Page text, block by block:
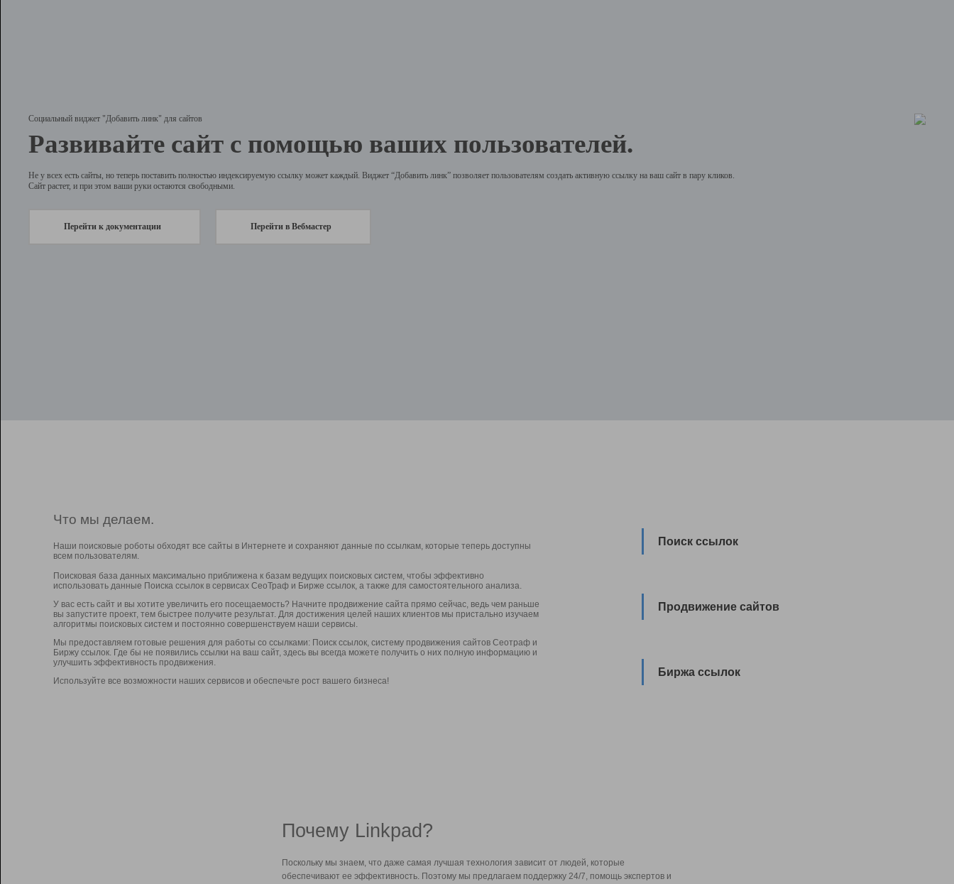
Социальный виджет "Добавить линк" для сайтов
Развивайте сайт с помощью ваших пользователей.
Не у всех есть сайты, но теперь поставить полностью индексируемую ссылку может каждый. Виджет “Добавить линк” позволяет пользователям создать активную ссылку на ваш сайт в пару кликов.
Сайт растет, и при этом ваши руки остаются свободными.
Перейти к документации Перейти в Вебмастер
Что мы делаем.
Наши поисковые роботы обходят все сайты в Интернете и сохраняют данные по ссылкам, которые теперь доступны
всем пользователям.
Поисковая база данных максимально приближена к базам ведущих поисковых систем, чтобы эффективно
использовать данные Поиска ссылок в сервисах СеоТраф и Бирже ссылок, а также для самостоятельного анализа.
У вас есть сайт и вы хотите увеличить его посещаемость? Начните продвижение сайта прямо сейчас, ведь чем раньше
вы запустите проект, тем быстрее получите результат. Для достижения целей наших клиентов мы пристально изучаем
алгоритмы поисковых систем и постоянно совершенствуем наши сервисы.
Мы предоставляем готовые решения для работы со ссылками: Поиск ссылок, систему продвижения сайтов Сеотраф и
Биржу ссылок. Где бы не появились ссылки на ваш сайт, здесь вы всегда можете получить о них полную информацию и
улучшить эффективность продвижения.
Используйте все возможности наших сервисов и обеспечьте рост вашего бизнеса!
Поиск ссылок
Продвижение сайтов
Биржа ссылок
Почему Linkpad?
Поскольку мы знаем, что даже самая лучшая технология зависит от людей, которые
обеспечивают ее эффективность. Поэтому мы предлагаем поддержку 24/7, помощь экспертов и